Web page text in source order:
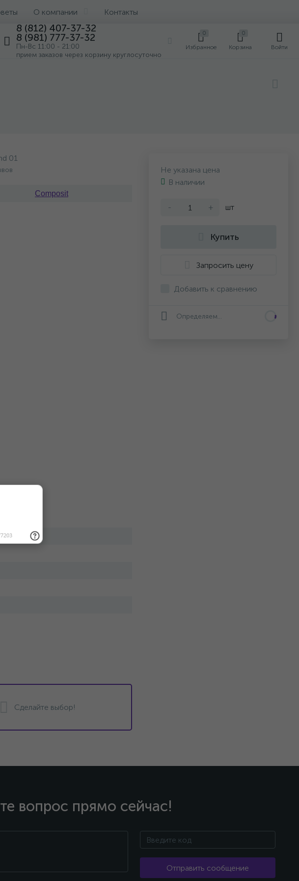
О компании Контакты
8 (812) 407-37-32
8 (981) 777-37-32
Пн-Вс 11:00 - 21:00
прием заказов через корзину круглосуточно
0
Избранное
0
Корзина Войти
01
Composit
Не указана цена
В наличии
- + шт
Купить
Запросить цену
Добавить к сравнению
Определяем...
Сделайте выбор!
вопрос прямо сейчас!
Отправить сообщение